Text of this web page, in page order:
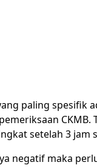
paling spesifik
setelah 3
negatif maka